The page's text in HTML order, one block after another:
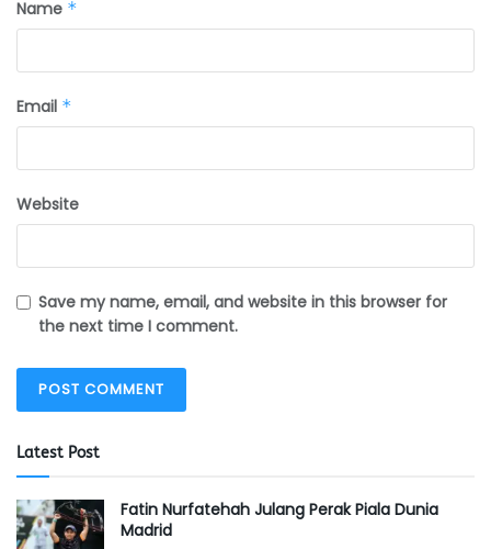
Name *
Email *
Website
Save my name, email, and website in this browser for
the next time I comment.
Latest Post
Fatin Nurfatehah Julang Perak Piala Dunia
Madrid